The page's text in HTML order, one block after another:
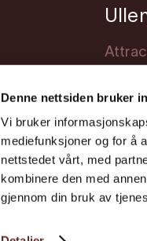
Denne nettsiden bruker
Vi bruker
mediefunksjoner og for å
nettstedet vårt, med
kombinere den med
gjennom din bruk av